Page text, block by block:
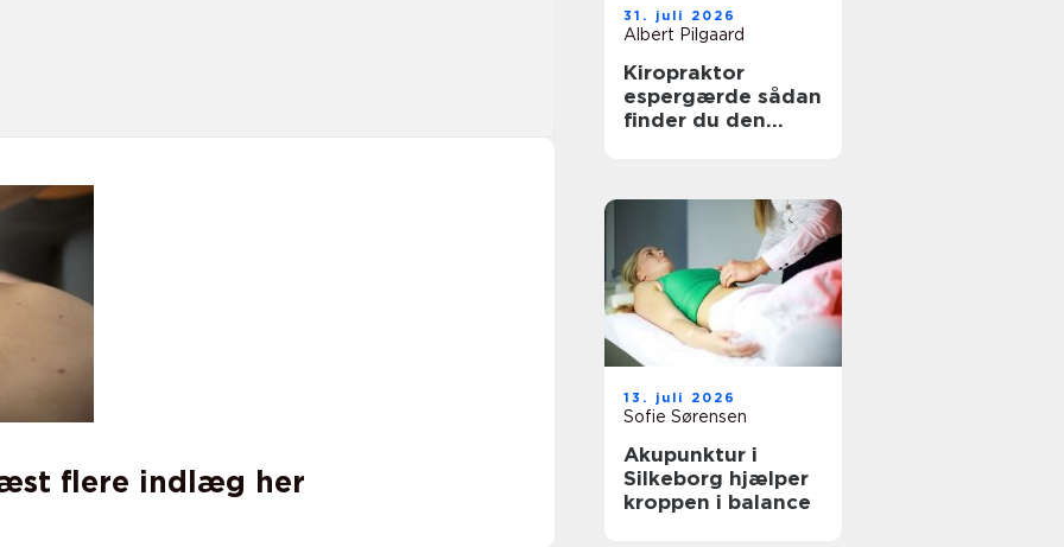
flere indlæg her
31. juli 2026
Albert Pilgaard
Kiropraktor
espergærde sådan
finder du den
13. juli 2026
Sofie Sørensen
Akupunktur i
Silkeborg hjælper
kroppen i balance